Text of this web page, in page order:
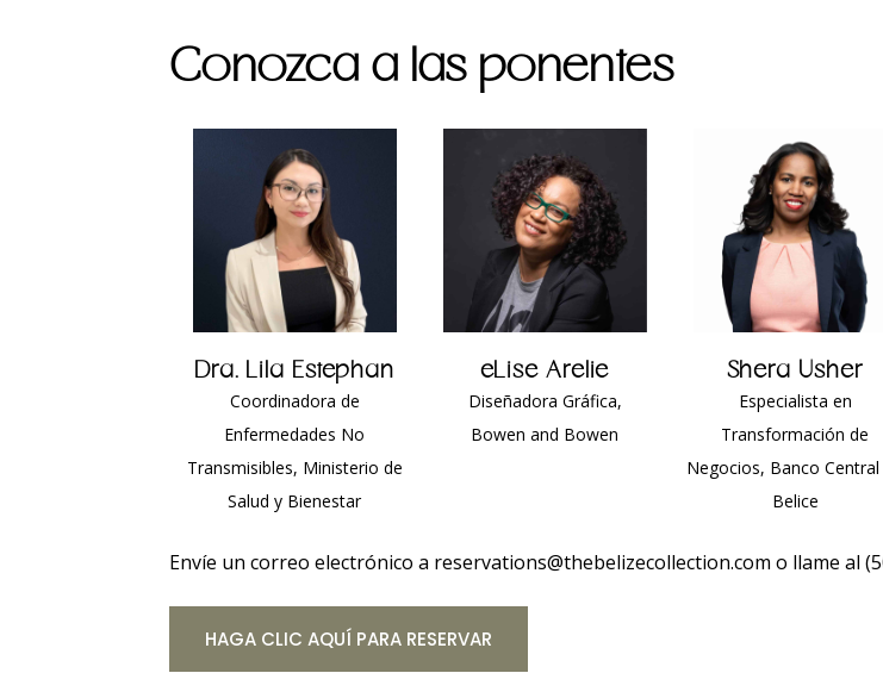
Conozca a las ponentes
Dra. Lila Estephan
Coordinadora de
Enfermedades No
Transmisibles, Ministerio de
Salud y Bienestar
eLise Arelie
Diseñadora Gráfica,
Bowen and Bowen
Shera Usher
Especialista en
Transformación de
Negocios, Banco Central
Belice
Envíe un correo electrónico a reservations@thebelizecollection.com o llame al
HAGA CLIC AQUÍ PARA RESERVAR